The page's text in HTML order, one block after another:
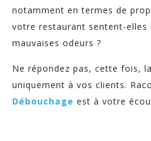
notamment en termes de
votre restaurant sentent-elles
mauvaises odeurs ?
Ne répondez pas, cette fois,
uniquement à vos clients.
Débouchage est à votre